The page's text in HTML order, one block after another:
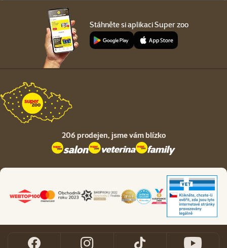
Stáhněte si aplikaci Super zoo
206 prodejen, jsme vám blízko